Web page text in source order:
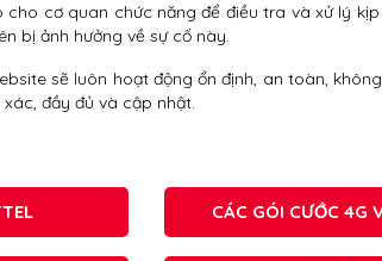
cơ quan chức năng để điều tra và xử lý
bị ảnh hưởng về sự cố này.
sẽ luôn hoạt động ổn định, an toàn,
đầy đủ và cập nhật.
CÁC GÓI CƯỚC 4G